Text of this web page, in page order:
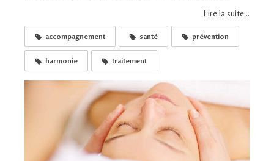
Lire la suite...
accompagnement santé prévention
harmonie traitement